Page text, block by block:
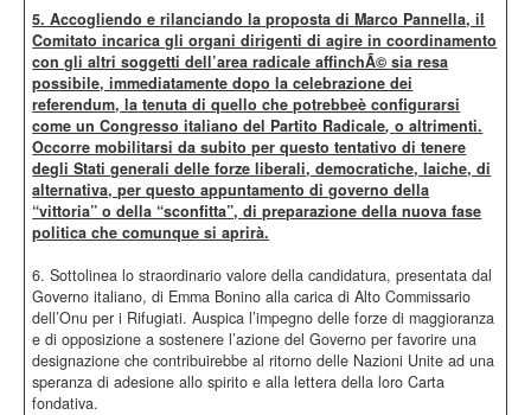
5. Accogliendo e rilanciando la proposta di Marco Pannella, il
Comitato incarica gli organi dirigenti di agire in coordinamento
con gli altri soggetti dell’area radicale affinchÃ© sia resa
possibile, immediatamente dopo la celebrazione dei
referendum, la tenuta di quello che potrebbeè configurarsi
come un Congresso italiano del Partito Radicale,o altrimenti.
Occorre mobilitarsi da subito per questo tentativo di tenere
degli Stati generali delle forze liberali, democratiche, laiche, di
alternativa, per questo appuntamento di governo della
“vittoria” o della “sconfitta”, di preparazione della nuova fase
politica che comunque si aprirà.
6. Sottolinea lo straordinario valore della candidatura, presentata dal
Governo italiano, di Emma Bonino alla carica di Alto Commissario
dell’Onu per i Rifugiati. Auspica l’impegno delle forze di maggioranza
e di opposizione a sostenere l’azione del Governo per favorire una
designazione che contribuirebbe al ritorno delle Nazioni Unite ad una
speranza di adesione allo spirito e alla lettera della loro Carta
fondativa.